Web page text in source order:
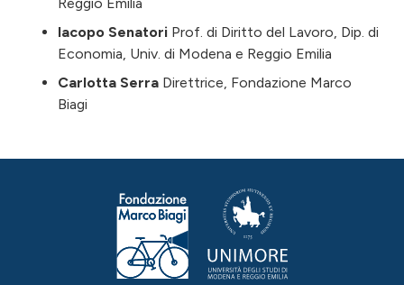
Iacopo Senatori Prof. di Diritto del Lavoro, Dip. di
Economia, Univ. di Modena e Reggio Emilia
Carlotta Serra Direttrice, Fondazione Marco
Biagi